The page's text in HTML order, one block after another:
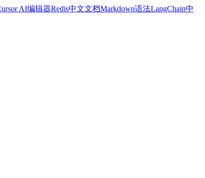
AI编辑器Redis中文文档Markdown语法LangChain中